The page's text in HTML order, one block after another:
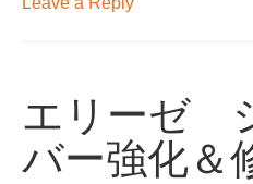
接
済
み
A
エリーゼ
バー強化＆